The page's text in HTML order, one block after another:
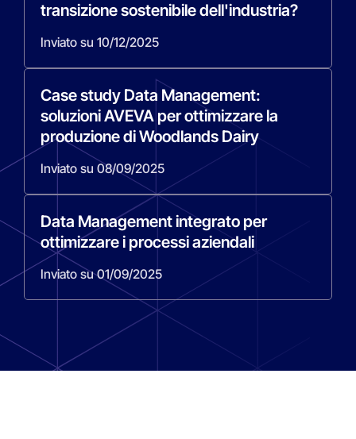
transizione sostenibile dell'industria?
Inviato su 10/12/2025
Case study Data Management:
soluzioni AVEVA per ottimizzare la
produzione di Woodlands Dairy
Inviato su 08/09/2025
Data Management integrato per
ottimizzare i processi aziendali
Inviato su 01/09/2025